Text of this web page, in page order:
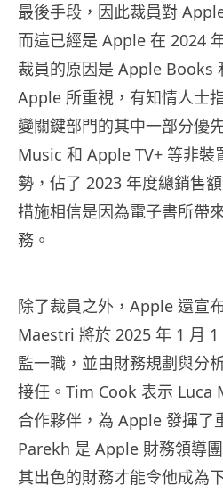
最後手段，因此裁員對
而這已經是 Apple 在 2024
裁員的原因是 Apple Books
Apple 所重視，有知情人士
變關鍵部門的其中一部分優
Music 和 Apple TV+ 等非裝
勢，佔了 2023 年度總銷售
措施相信是因為電子書所帶
務。
除了裁員之外，Apple 還宣
Maestri 將於 2025 年 1 月
監一職，並由財務規劃與分
接任。Tim Cook 表示 Luca
合作夥伴，為 Apple 發揮了
Parekh 是 Apple 財務領導
其出色的財務才能令他成為